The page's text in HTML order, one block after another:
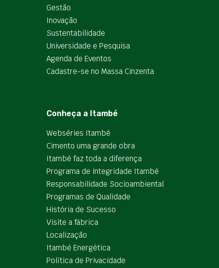
Gestão
Inovação
Sustentabilidade
Universidade e Pesquisa
Agenda de Eventos
Cadastre-se no Massa Cinzenta
Conheça a Itambé
Webséries Itambé
Cimento uma grande obra
Itambé faz toda a diferença
Programa de integridade Itambé
Responsabilidade Socioambiental
Programas de Qualidade
História de Sucesso
Visite a fábrica
Localização
Itambé Energética
Política de Privacidade